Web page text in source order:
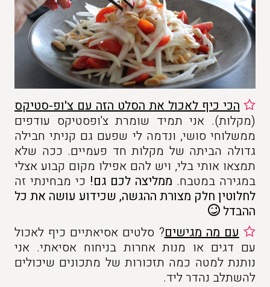
הכי כיף לאכול את הסלט הזה עם צ'ופ-סטיקס
(מקלות). אני תמיד שומרת צ'ופסטיקס עודפים
ממשלוחי סושי, ונדמה לי שפעם גם קניתי חבילה
גדולה הביתה של מקלות חד פעמיים. ככה שלא
תמצאו אותי בלי, ויש להם אפילו מקום קבוע אצלי
במגירה במטבח. ממליצה לכם גם! כי מבחינתי זה
לחלוטין חלק מצורת ההגשה, שכידוע עושה את כל
ההבדל
עם מה מגישים? סלטים אסיאתיים כיף לאכול
עם דגים או מנות אחרות בניחוח אסיאתי. אני
נותנת למטה כמה תזכורות של מתכונים שיכולים
להשתלב נהדר ליד.